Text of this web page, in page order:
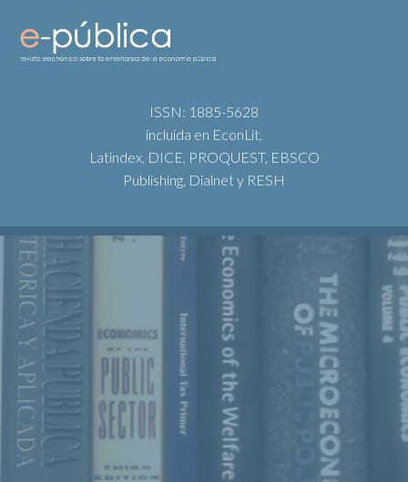
ISSN: 1885-5628
incluida en EconLit,
Latindex, DICE, PROQUEST, EBSCO
Publishing, Dialnet y RESH